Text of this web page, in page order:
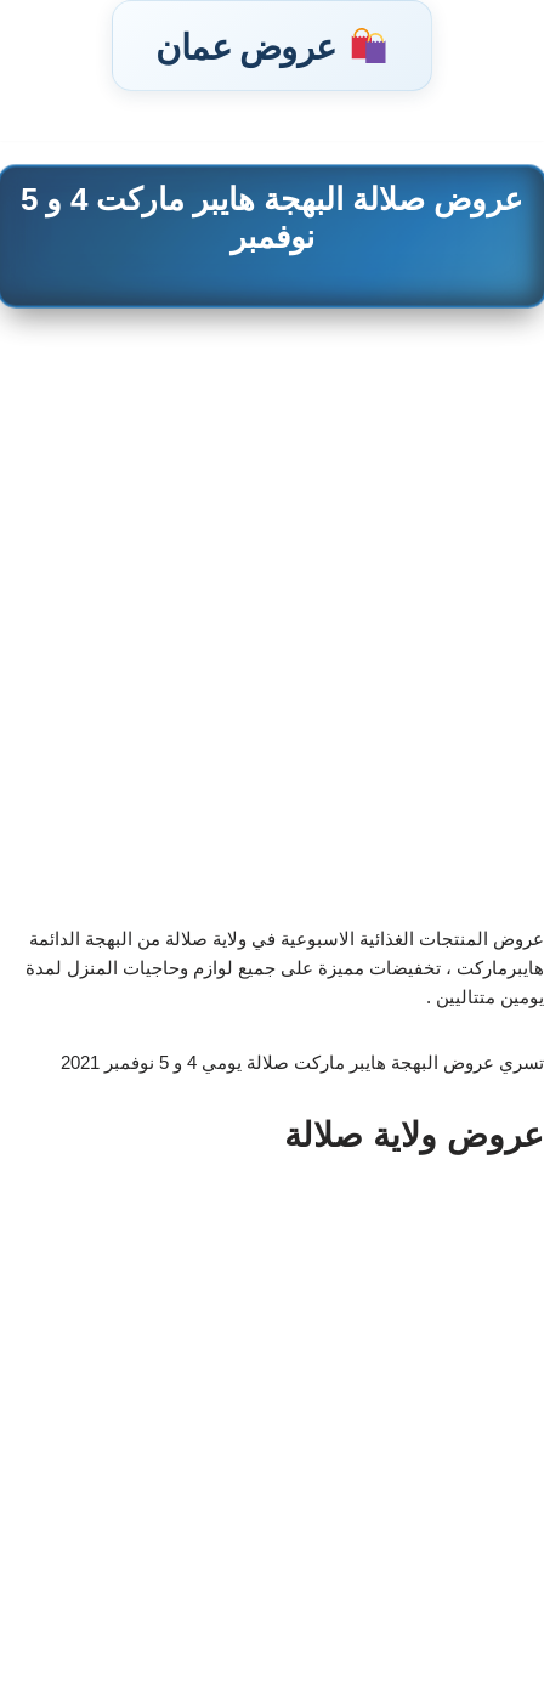
عروض عمان
تخطى
عروض صلالة البهجة هايبر ماركت 4 و 5
نوفمبر
عروض المنتجات الغذائية الاسبوعية في ولاية صلالة من البهجة الدائمة
هايبرماركت ، تخفيضات مميزة على جميع لوازم وحاجيات المنزل لمدة
يومين متتاليين .
تسري عروض البهجة هايبر ماركت صلالة يومي 4 و 5 نوفمبر 2021
عروض ولاية صلالة